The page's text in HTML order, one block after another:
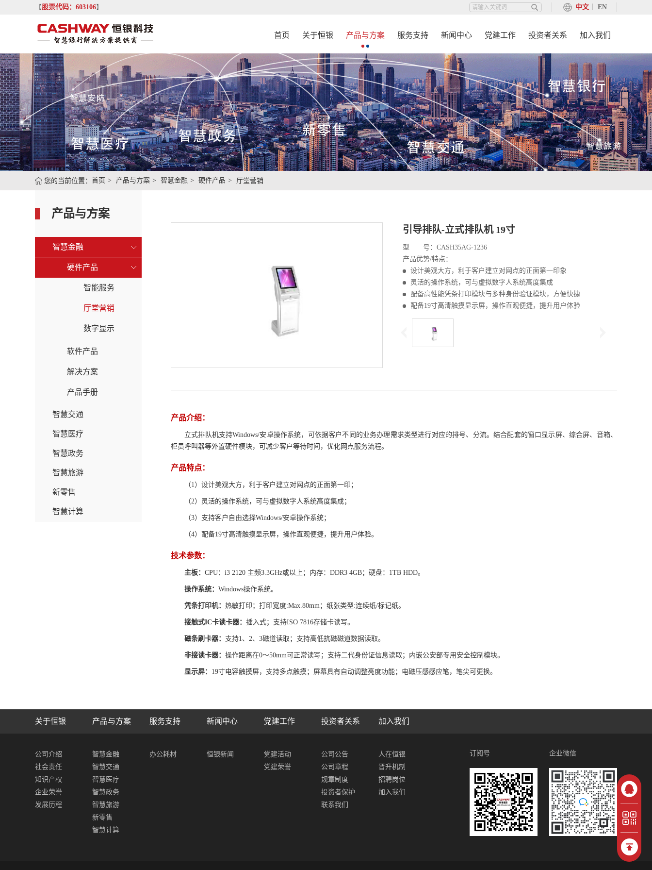
【股票代码：603106】 中文 EN
首页 关于恒银 产品与方案 服务支持 新闻中心 党建工作 投资者关系 加入我们
您的当前位置： 首页 产品与方案 智慧金融 硬件产品 厅堂营销
产品与方案
智慧金融
硬件产品
智能服务
厅堂营销
数字显示
软件产品
解决方案
产品手册
智慧交通
智慧医疗
智慧政务
智慧旅游
新零售
智慧计算
引导排队-立式排队机 19寸
型 号：CASH35AG-1236
产品优势/特点：
设计美观大方，利于客户建立对网点的正面第一印象
灵活的操作系统，可与虚拟数字人系统高度集成
配备高性能凭条打印模块与多种身份验证模块，方便快捷
配备19寸高清触摸显示屏，操作直观便捷，提升用户体验
产品介绍：
立式排队机支持Windows/安卓操作系统，可依据客户不同的业务办理需求类型进行对应的排号、分流。结合配套的窗口显示屏、综合屏、音箱、
柜员呼叫器等外置硬件模块，可减少客户等待时间，优化网点服务流程。
产品特点：
（1）设计美观大方，利于客户建立对网点的正面第一印；
（2）灵活的操作系统，可与虚拟数字人系统高度集成；
（3）支持客户自由选择Windows/安卓操作系统；
（4）配备19寸高清触摸显示屏，操作直观便捷，提升用户体验。
技术参数：
主板： CPU：i3 2120 主频3.3GHz或以上； 内存：DDR3 4GB； 硬盘：1TB HDD。
操作系统： Windows操作系统。
凭条打印机： 热敏打印； 打印宽度:Max.80mm； 纸张类型:连续纸/标记纸。
接触式IC卡读卡器： 插入式； 支持ISO 7816存储卡读写。
磁条刷卡器： 支持1、2、3磁道读取； 支持高低抗磁磁道数据读取。
非接读卡器： 操作距离在0～50mm可正常读写； 支持二代身份证信息读取；内嵌公安部专用安全控制模块。
显示屏： 19寸电容触摸屏， 支持多点触摸； 屏幕具有自动调整亮度功能； 电磁压感感应笔，笔尖可更换。
关于恒银 产品与方案 服务支持 新闻中心 党建工作 投资者关系 加入我们
公司介绍
社会责任
知识产权
企业荣誉
发展历程
智慧金融
智慧交通
智慧医疗
智慧政务
智慧旅游
新零售
智慧计算
办公耗材 恒银新闻
党建活动
党建荣誉
公司公告
公司章程
规章制度
投资者保护
联系我们
人在恒银
晋升机制
招聘岗位
加入我们
企业微信
订阅号